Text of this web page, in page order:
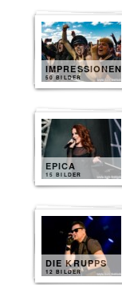
IMPRESSIONEN
50 BILDER
EPICA
15 BILDER
DIE KRUPPS
12 BILDER